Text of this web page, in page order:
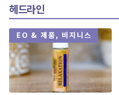
헤드라인
EO & 제품, 비지니스